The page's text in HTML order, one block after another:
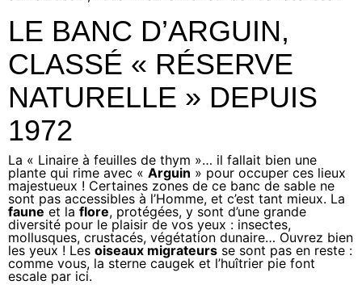
LE BANC D’ARGUIN,
CLASSÉ « RÉSERVE
NATURELLE » DEPUIS
1972
La « Linaire à feuilles de thym »… il fallait bien une
plante qui rime avec « Arguin » pour occuper ces lieux
majestueux ! Certaines zones de ce banc de sable ne
sont pas accessibles à l’Homme, et c’est tant mieux. La
faune et la flore, protégées, y sont d’une grande
diversité pour le plaisir de vos yeux : insectes,
mollusques, crustacés, végétation dunaire… Ouvrez bien
les yeux ! Les oiseaux migrateurs se sont pas en reste :
comme vous, la sterne caugek et l’huîtrier pie font
escale par ici.